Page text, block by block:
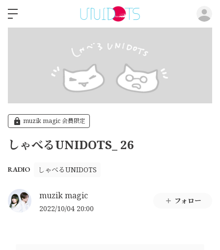
muzik magic 会員限定
しゃべるUNIDOTS_ 26
RADIO しゃべるUNIDOTS
muzik magic
2022/10/04 20:00
フォロー